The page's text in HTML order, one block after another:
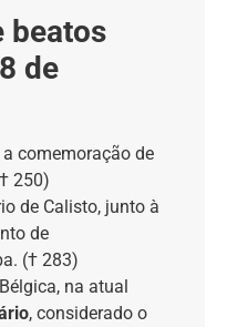
beatos
de
comemoração de
250)
de Calisto, junto à
de
(† 283)
na atual
, considerado o